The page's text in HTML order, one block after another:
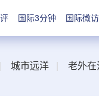
国际3分钟 国际微
城市远洋 老外在